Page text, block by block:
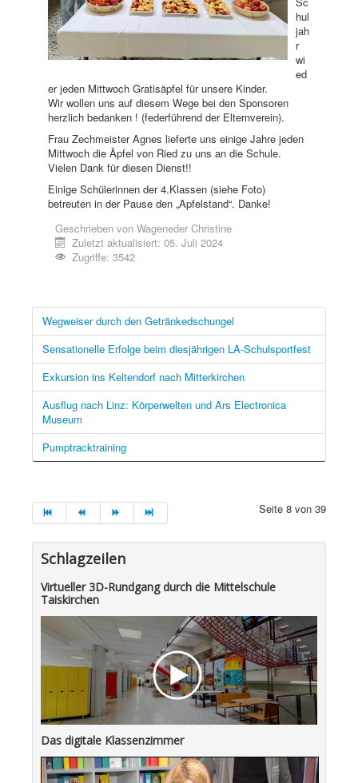
hul
jah
r
wi
ed
er jeden Mittwoch Gratisäpfel für unsere Kinder.
Wir wollen uns auf diesem Wege bei den Sponsoren
herzlich bedanken ! (federführend der Elternverein).
Frau Zechmeister Agnes lieferte uns einige Jahre jeden
Mittwoch die Äpfel von Ried zu uns an die Schule.
Vielen Dank für diesen Dienst!!
Einige Schülerinnen der 4.Klassen (siehe Foto)
betreuten in der Pause den „Apfelstand“. Danke!
Geschrieben von Wageneder Christine
Zuletzt aktualisiert: 05. Juli 2024
Zugriffe: 3542
Wegweiser durch den Getränkedschungel
Sensationelle Erfolge beim diesjährigen LA-Schulsportfest
Exkursion ins Keltendorf nach Mitterkirchen
Ausflug nach Linz: Körperwelten und Ars Electronica
Museum
Pumptracktraining
Seite 8 von 39
Schlagzeilen
Virtueller 3D-Rundgang durch die Mittelschule
Taiskirchen
Das digitale Klassenzimmer